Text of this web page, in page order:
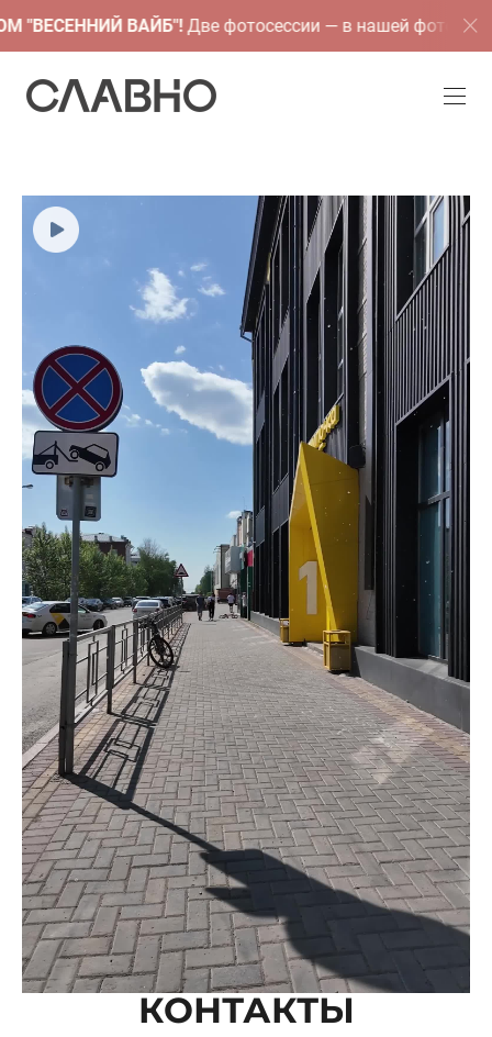
ВАЙБ"!Две фотосессии — в нашей фотостудии и
КОНТАКТЫ